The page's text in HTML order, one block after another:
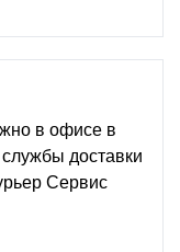
в офисе в
доставки
Сервис